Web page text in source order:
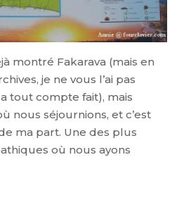
montré Fakarava (mais en
je ne vous l’ai pas
tout compte fait), mais
nous séjournions, et c’est
ma part. Une des plus
où nous ayons